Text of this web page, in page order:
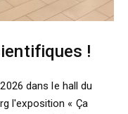
!
dans le hall du
l'exposition « Ça